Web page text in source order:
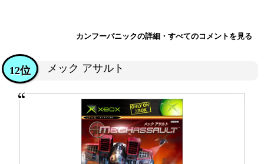
カンフーパニックの詳細・すべてのコメントを見る
メック アサルト
12位